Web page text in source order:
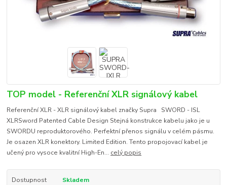
TOP model - Referenční XLR signálový kabel
Referenční XLR - XLR signálový kabel značky Supra SWORD - ISL
XLRSword Patented Cable Design Stejná konstrukce kabelu jako je u
SWORDU reproduktorového. Perfektní přenos signálu v celém pásmu.
Je osazen XLR konektory. Limited Edition. Tento propojovací kabel je
učený pro vysoce kvalitní High-En... celý popis
Dostupnost
Skladem